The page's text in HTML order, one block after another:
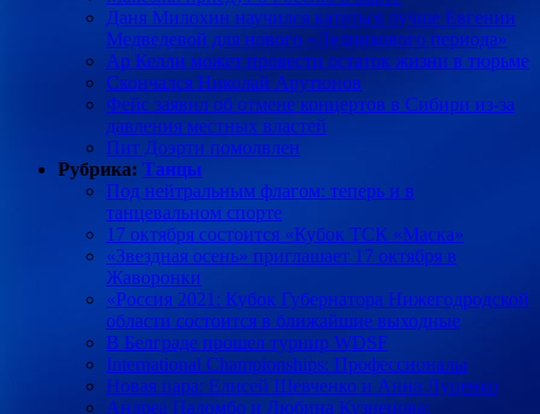
Даня Милохин научился кататься лучше Евгении
Медведевой для нового «Ледникового периода»
Ар Келли может провести остаток жизни в тюрьме
Скончался Николай Арутюнов
Фейс заявил об отмене концертов в Сибири из-за
давления местных властей
Пит Доэрти помолвлен
Рубрика: Танцы
Под нейтральным флагом: теперь и в
танцевальном спорте
17 октября состоится «Кубок ТСК «Маска»
«Звездная осень» приглашает 17 октября в
Жаворонки
«Россия 2021: Кубок Губернатора Нижегодродской
области состоится в ближайшие выходные
В Белграде прошел турнир WDSF
International Championships: Профессионалы
Новая пара: Елисей Шевченко и Анна Луценко
Андреа Паломбо и Любина Кузнецова: